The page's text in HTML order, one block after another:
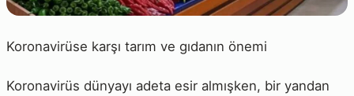
Koronavirüse karşı tarım ve gıdanın önemi
Koronavirüs dünyayı adeta esir almışken, bir yandan